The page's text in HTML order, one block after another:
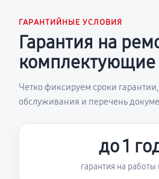
ГАРАНТИЙНЫЕ УСЛОВИЯ
Гарантия на
комплектующие
Четко фиксируем сроки
обслуживания и перечень
до 1
гарантия на работы